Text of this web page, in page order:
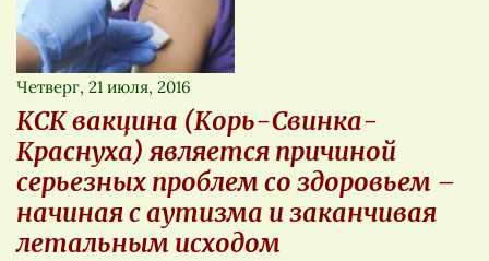
Четверг, 21 июля, 2016
КСК вакцина (Корь-Свинка-
Краснуха) является причиной
серьезных проблем со здоровьем –
начиная с аутизма и заканчивая
летальным исходом